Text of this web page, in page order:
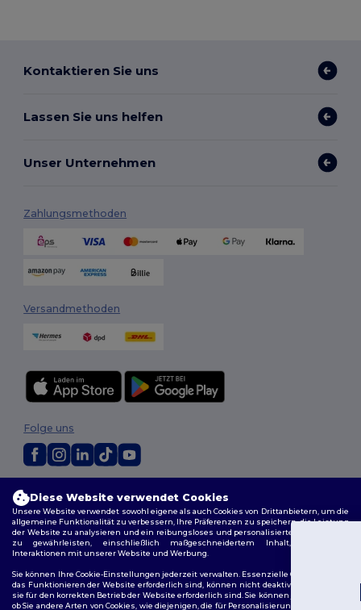
Kontaktieren Sie uns
Lassen Sie uns helfen
Unser Unternehmen
Zahlungsmethoden
Versandmethoden
Allgemeine Geschäftsbedingungen
Datenschutzbestimmungen |Cookie-Richtlinie|Site Map
Folge uns
Diese Website verwendet Cookies
Unsere Website verwendet sowohl eigene als auch Cookies von Drittanbietern, um die
allgemeine Funktionalität zu verbessern, Ihre Präferenzen zu speichern, die Leistung
der Website zu analysieren und ein reibungsloses und personalisiertes Surferlebnis
zu gewährleisten, einschließlich maßgeschneidertem Inhalt, optimierten
Interaktionen mit unserer Website und Werbung.
Sie können Ihre Cookie-Einstellungen jederzeit verwalten. Essenzielle Cookies, die für
das Funktionieren der Website erforderlich sind, können nicht deaktiviert werden, da
sie für den korrekten Betrieb der Website erforderlich sind. Sie können jedoch wählen,
ob Sie andere Arten von Cookies, wie diejenigen, die für Personalisierung, Analyse und
Du hast 10€
Rabatt erhalten!